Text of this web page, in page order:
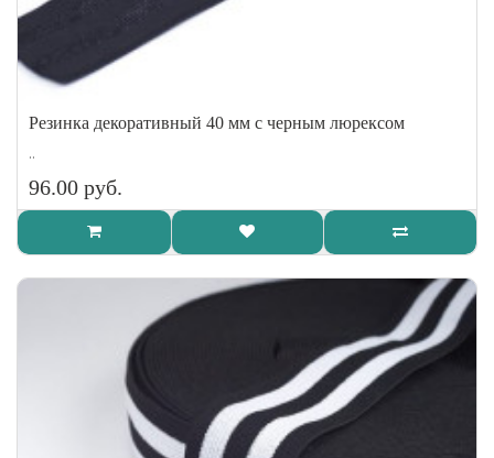
Резинка декоративный 40 мм с черным люрексом
..
96.00 руб.